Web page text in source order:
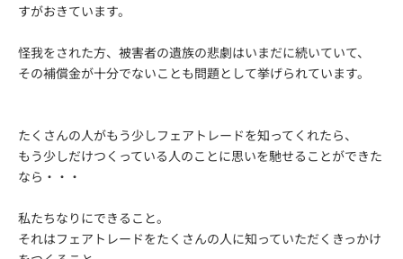
すがおきています。
怪我をされた方、被害者の遺族の悲劇はいまだに続いていて、
その補償金が十分でないことも問題として挙げられています。
たくさんの人がもう少しフェアトレードを知ってくれたら、
もう少しだけつくっている人のことに思いを馳せることができた
なら・・・
私たちなりにできること。
それはフェアトレードをたくさんの人に知っていただくきっかけ